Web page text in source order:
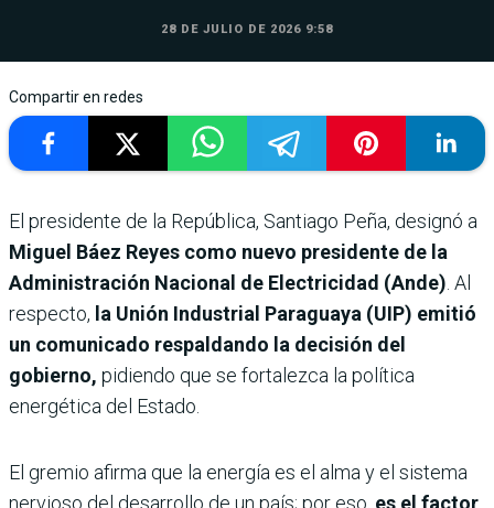
28 DE JULIO DE 2026 9:58
Compartir en redes
El presidente de la República, Santiago Peña, designó a
Miguel Báez Reyes como nuevo presidente de la
Administración Nacional de Electricidad (Ande). Al
respecto, la Unión Industrial Paraguaya (UIP) emitió
un comunicado respaldando la decisión del
gobierno, pidiendo que se fortalezca la política
energética del Estado.
El gremio afirma que la energía es el alma y el sistema